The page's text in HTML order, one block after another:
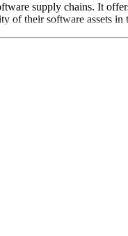
supply chains. It
of their software assets